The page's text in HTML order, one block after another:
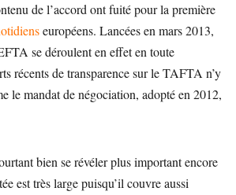
de l’accord ont fuité pour la première
européens. Lancées en mars 2013,
se déroulent en effet en toute
récents de transparence sur le TAFTA n’y
le mandat de négociation, adopté en 2012,
bien se révéler plus important encore
est très large puisqu’il couvre aussi